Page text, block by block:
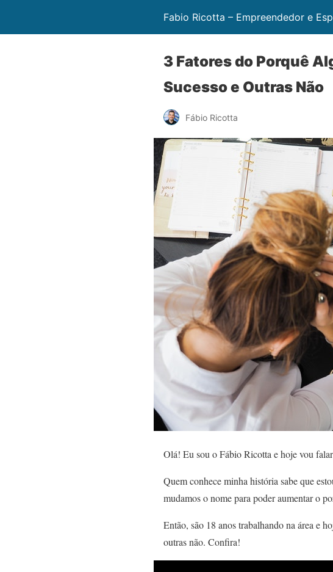
Fabio Ricotta – Empreendedor e
3 Fatores do Porquê
Sucesso e Outras Não
Fábio Ricotta
Olá! Eu sou o Fábio Ricotta e hoje vou
Quem conhece minha história sabe que
mudamos o nome para poder aumentar o
Então, são 18 anos trabalhando na área e
outras não. Confira!